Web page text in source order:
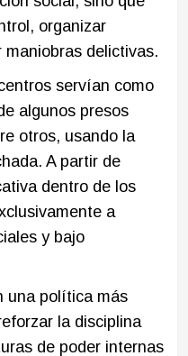
organizar
delictivas.
servían como
algunos presos
otros, usando la
A partir de
dentro de los
a
y bajo
una política más
la disciplina
de poder internas